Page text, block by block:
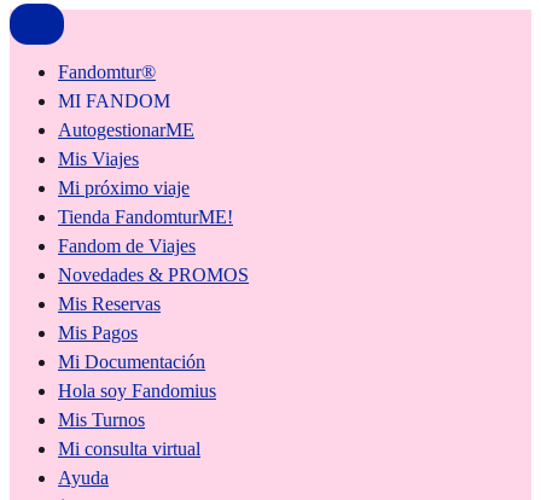
Fandomtur®
MI FANDOM
AutogestionarME
Mis Viajes
Mi próximo viaje
Tienda FandomturME!
Fandom de Viajes
Novedades & PROMOS
Mis Reservas
Mis Pagos
Mi Documentación
Hola soy Fandomius
Mis Turnos
Mi consulta virtual
Ayuda